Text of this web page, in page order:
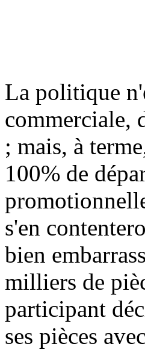
La politique
commerciale,
; mais, à
100% de
s'en
bien
milliers de
participant
ses pièces